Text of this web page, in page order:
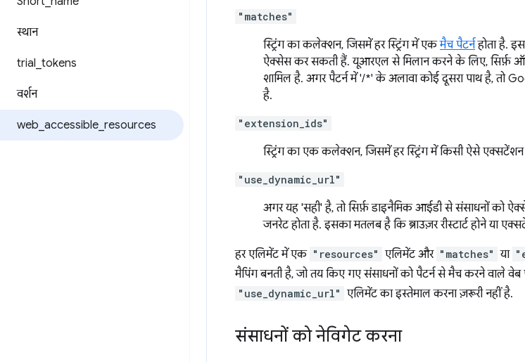
स्थान
trial tokens
वर्शन
web accessible resources
"matches"
स्ट्रिंग का कलेक्शन, जिसमें हर स्ट्रिंग में एकमैच पैटर्नहोता है.
ऐक्सेस कर सकती हैं. यूआरएल से मिलान करने के लिए, सिर्फ़
शामिल है. अगर पैटर्न में '/*' के अलावा कोई दूसरा पाथ है, तो
है.
"extension_ids"
स्ट्रिंग का एक कलेक्शन, जिसमें हर स्ट्रिंग में किसी ऐसे
"use_dynamic_url"
अगर यह 'सही' है, तो सिर्फ़ डाइनैमिक आईडी से संसाधनों को
जनरेट होता है. इसका मतलब है कि ब्राउज़र रीस्टार्ट होने या
हर एलिमेंट में एक "resources" एलिमेंट और "matches" या
मैपिंग बनती है, जो तय किए गए संसाधनों को पैटर्न से मैच करने वाले
"use_dynamic_url" एलिमेंट का इस्तेमाल करना ज़रूरी नहीं है.
संसाधनों को नेविगेट करना